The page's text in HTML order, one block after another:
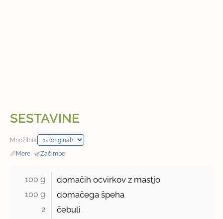
SESTAVINE
Množilnik:
📏Mere · 🌿Začimbe
100 g domačih ocvirkov z mastjo
100 g domačega špeha
2 čebuli